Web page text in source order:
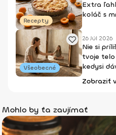
Recepty
Extra
koláč s
Všeobecné
26 Júl 2026
Nie si
tvoje telo
kedysi
Zobraziť
Mohlo by ťa zaujímať